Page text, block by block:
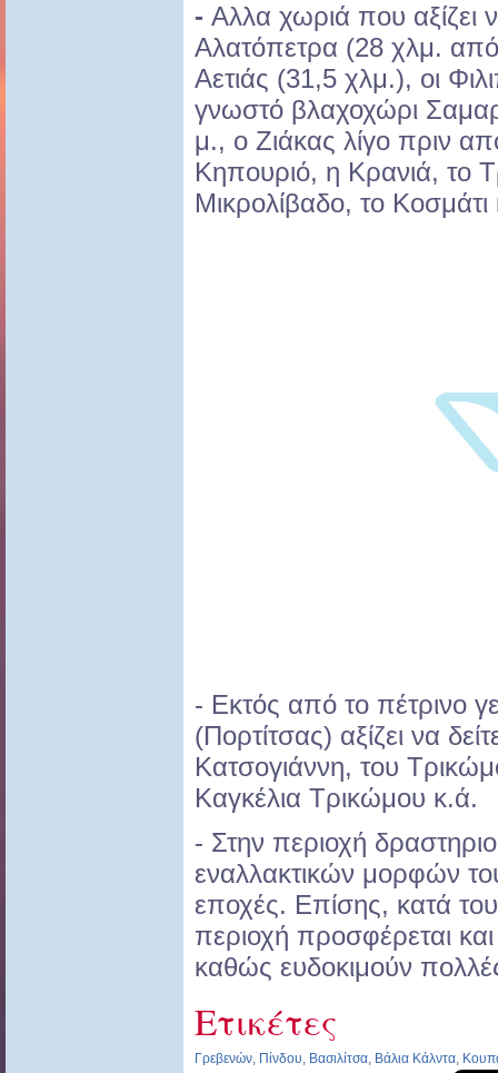
- Αλλα χωριά που αξίζει
Αλατόπετρα (28 χλμ. από
Αετιάς (31,5 χλμ.), οι
γνωστό βλαχοχώρι
μ., ο Ζιάκας λίγο πριν
Κηπουριό, η Κρανιά, το
Μικρολίβαδο, το
- Εκτός από το πέτρινο
(Πορτίτσας) αξίζει να
Κατσογιάννη, του
Καγκέλια Τρικώμου κ.ά.
- Στην περιοχή
εναλλακτικών μορφών
εποχές. Επίσης, κατά
περιοχή προσφέρεται
καθώς ευδοκιμούν
Ετικέτες
Γρεβενών, Πίνδου, Βασιλίτσα, Βάλια Κάλντα,